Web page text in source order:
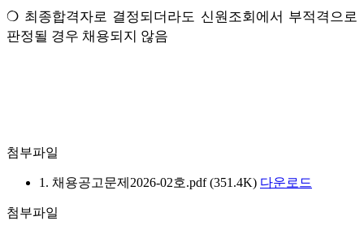
❍ 최종합격자로 결정되더라도 신원조회에서 부적격으로
판정될 경우 채용되지 않음
첨부파일
1. 채용공고문제2026-02호.pdf (351.4K) 다운로드
첨부파일